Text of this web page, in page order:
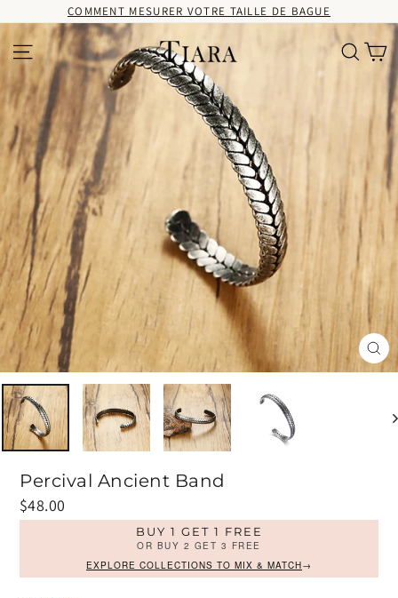
au
contenu
COMMENT MESURER VOTRE TAILLE DE BAGUE
Navigation
Percival Ancient Band
Prix
régulier
$48.00
BUY 1 GET 1 FREE
OR BUY 2 GET 3 FREE
EXPLORE COLLECTIONS TO MIX & MATCH→